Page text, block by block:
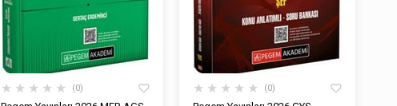
★ ★ ★ ★ ★ 0 ★ ★ ★ ★ ★ 0